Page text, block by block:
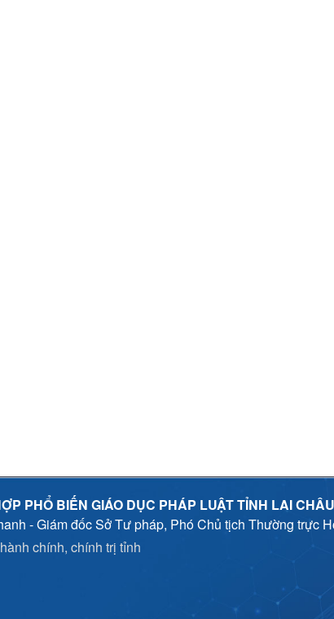
PHỔ BIẾN GIÁO DỤC PHÁP LUẬT TỈNH LAI CHÂU
- Giám đốc Sở Tư pháp, Phó Chủ tịch Thường trực
chính, chính trị tỉnh